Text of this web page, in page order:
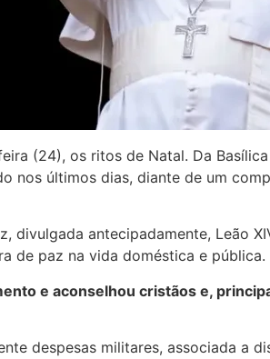
(24), os ritos de Natal. Da
nos últimos dias, diante de um
divulgada antecipadamente, Leão
de paz na vida doméstica e pública.
e aconselhou cristãos e,
despesas militares, associada a